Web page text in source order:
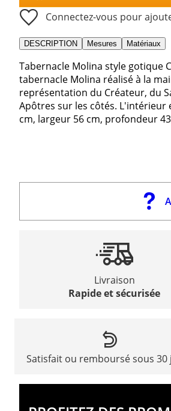
Connectez-vous pour
DESCRIPTION Mesures Matériaux
Tabernacle Molina style gotique
tabernacle Molina réalisé à la
représentation du Créateur, du
Apôtres sur les côtés. L'intérieur
cm, largeur 56 cm, profondeur
Livraison
Rapide et sécurisée
Satisfait ou remboursé sous 30